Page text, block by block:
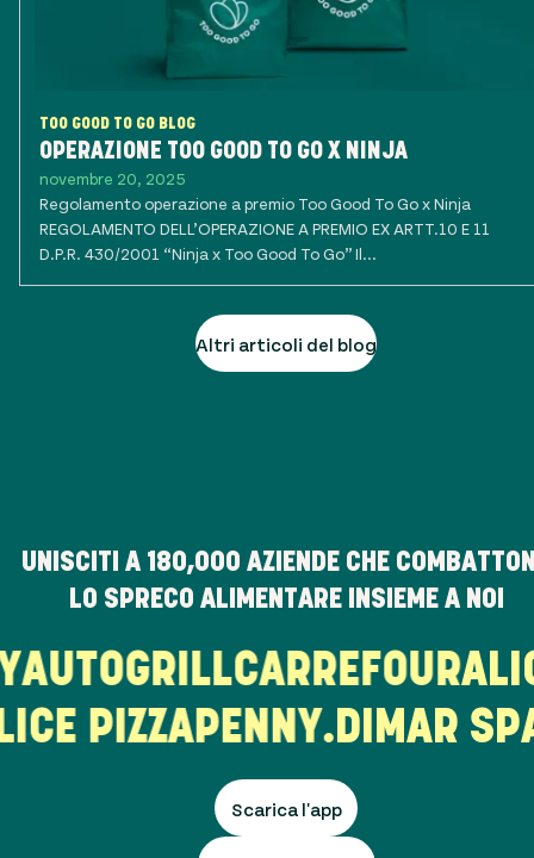
TOO GOOD TO GO BLOG
OPERAZIONE TOO GOOD TO GO X NINJA
novembre 20, 2025
Regolamento operazione a premio Too Good To Go x Ninja
REGOLAMENTO DELL’OPERAZIONE A PREMIO EX ARTT.10 E 11
D.P.R. 430/2001 “Ninja x Too Good To Go” Il...
Altri articoli del blog
UNISCITI A 180,000 AZIENDE CHE
LO SPRECO ALIMENTARE INSIEME A NOI
AUTOGRILLCARREFOUR
PIZZAPENNY.DIMAR SPA
Scarica l'app